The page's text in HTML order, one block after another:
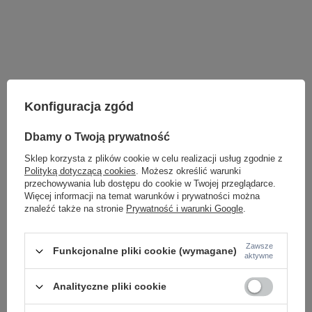
KINKIETY NAD LUSTRO
ŻYRANDOLE
LAMPKI NOCNE
ŻYRANDOLE KRYSZTAŁOWE
LAMPY WISZĄCE CZARNE
LAMPY WISZĄCE - OKRĘGI
Konfiguracja zgód
Dbamy o Twoją prywatność
Sklep korzysta z plików cookie w celu realizacji usług zgodnie z
Polityką dotyczącą cookies. Możesz określić warunki
przechowywania lub dostępu do cookie w Twojej przeglądarce.
Więcej informacji na temat warunków i prywatności można
znaleźć także na stronie Prywatność i warunki Google.
Funkcjonalne pliki cookie (wymagane)
Zawsze
aktywne
Analityczne pliki cookie